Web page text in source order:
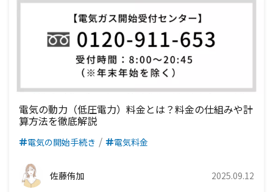
九州電力エリア
四国電力エリア
九州電力エリア
中国電力エリア
四国電力エリア
九州電力エリア
関西電力エリア
中国電力エリア
四国電力エリア
九州電力エリア
中部電力エリア
関西電力エリア
中国電力エリア
四国電力エリア
北陸電力エリア
中部電力エリア
関西電力エリア
中国電力エリア
九州電力エリア
東京電力エリア
北陸電力エリア
中部電力エリア
関西電力エリア
四国電力エリア
電気の動力（低圧電力）料金とは？料金の仕組みや計
算方法を徹底解説
電気の開始手続き 電気料金
佐藤侑加 2025.09.12